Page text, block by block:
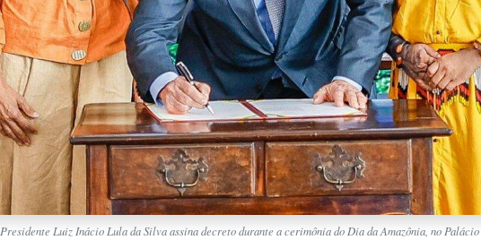
Presidente Luiz Inácio Lula da Silva assina decreto durante a cerimônia do Dia da Amazônia, no